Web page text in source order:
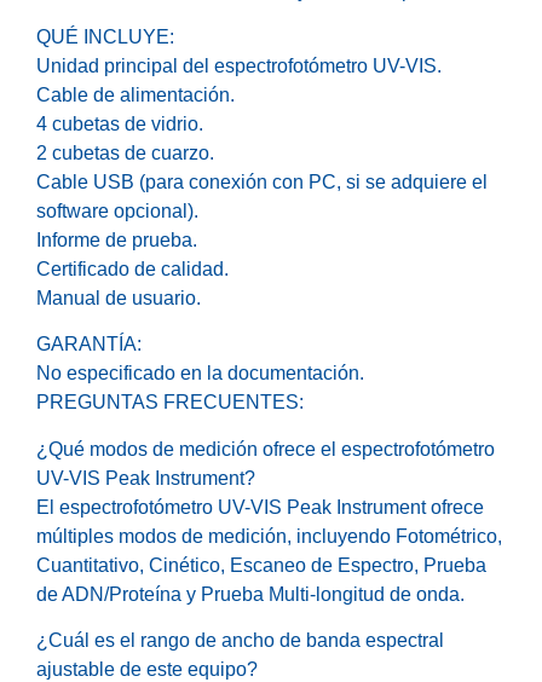
QUÉ INCLUYE:
Unidad principal del espectrofotómetro UV-VIS.
Cable de alimentación.
4 cubetas de vidrio.
2 cubetas de cuarzo.
Cable USB (para conexión con PC, si se adquiere el
software opcional).
Informe de prueba.
Certificado de calidad.
Manual de usuario.
GARANTÍA:
No especificado en la documentación.
PREGUNTAS FRECUENTES:
¿Qué modos de medición ofrece el espectrofotómetro
UV-VIS Peak Instrument?
El espectrofotómetro UV-VIS Peak Instrument ofrece
múltiples modos de medición, incluyendo Fotométrico,
Cuantitativo, Cinético, Escaneo de Espectro, Prueba
de ADN/Proteína y Prueba Multi-longitud de onda.
¿Cuál es el rango de ancho de banda espectral
ajustable de este equipo?